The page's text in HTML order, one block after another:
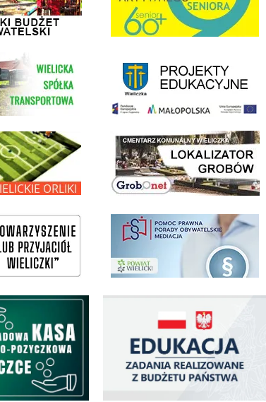
Spółki Transportowej link do strony - projekty edukacyjne
Wielickie Orliki link do lokalizatora grobów na wielickim
na bis pomoc prawna wieliczka
Zapomogowo - Pożyczkowa